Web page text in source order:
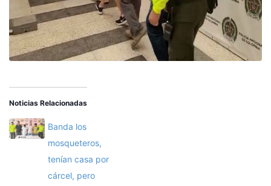
Noticias Relacionadas
Banda los
mosqueteros,
tenían casa por
cárcel, pero